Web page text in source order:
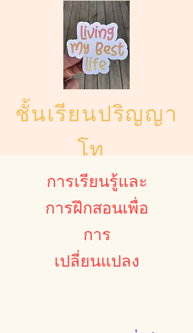
ชั้นเรียนปริญญา
โท
หลักสูตรพื้นฐานสำหรับ
การเดินทางของ
การ
เปลี่ยนแปลงภายใน
การเรียนรู้และ
การฝึกสอนเพื่อ
การ
เปลี่ยนแปลง